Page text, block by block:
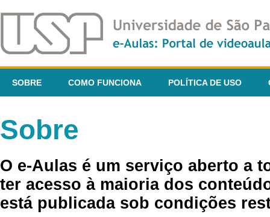
SOBRE COMO FUNCIONA POLÍTICA DE USO
Sobre
O e-Aulas é um serviço aberto a
ter acesso à maioria dos
está publicada sob condições